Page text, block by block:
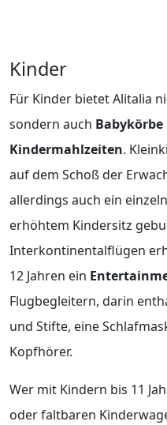
Kinder
Für Kinder bietet Alitalia
sondern auch Babykörbe
Kindermahlzeiten.
auf dem Schoß der
allerdings auch ein
erhöhtem Kindersitz
Interkontinentalflügen
12 Jahren ein
Flugbegleitern, darin
und Stifte, eine
Kopfhörer.
Wer mit Kindern bis 11
oder faltbaren